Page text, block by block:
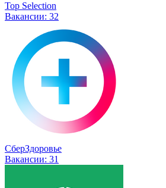
Top Selection
Вакансии: 32
СберЗдоровье
Вакансии: 31